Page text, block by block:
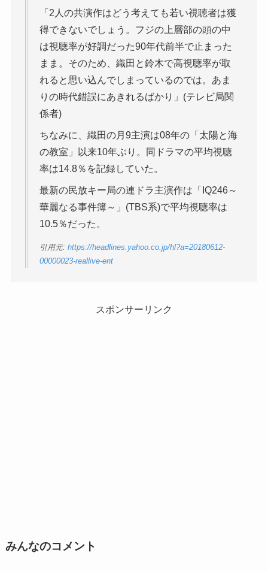
「2人の共演作はどう考えても若い視聴者は獲
得できないでしょう。フジの上層部の頭の中
は視聴率が好調だった90年代前半で止まった
まま。そのため、織田と鈴木で高視聴率が取
れると思い込んでしまっているのでは。あま
りの時代錯誤にあきれるばかり」(テレビ局関
係者)
ちなみに、織田の月9主演は08年の「太陽と海
の教室」以来10年ぶり。同ドラマの平均視聴
率は14.8％を記録していた。
最新の民放キー局の連ドラ主演作は「IQ246～
華麗なる事件簿～」(TBS系)で平均視聴率は
10.5％だった。
引用元: https://headlines.yahoo.co.jp/hl?a=20180612-
00000023-reallive-ent
スポンサーリンク
みんなのコメント